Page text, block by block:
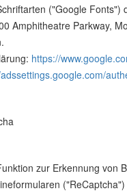
("Google Fonts")
Amphitheatre Parkway,
https://
zur Erkennung von